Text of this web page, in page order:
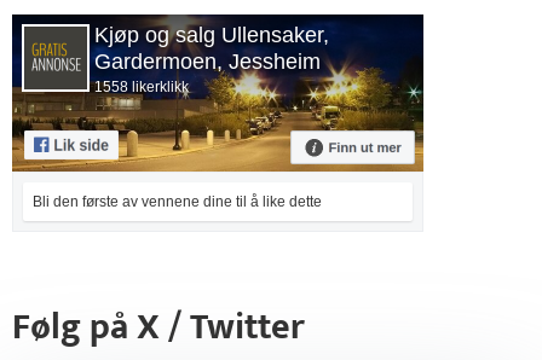
Kjøp og salg Ullensaker,
Gardermoen, Jessheim
1558 likerklikk
Bli den første av vennene dine til å like dette
Følg på X / Twitter